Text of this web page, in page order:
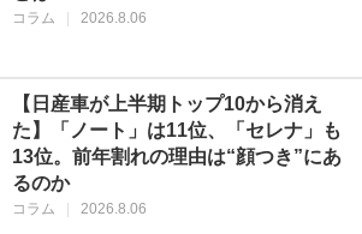
コラム 2026.8.06
【日産車が上半期トップ10から消え
た】「ノート」は11位、「セレナ」も
13位。前年割れの理由は“顔つき”にあ
るのか
コラム 2026.8.06